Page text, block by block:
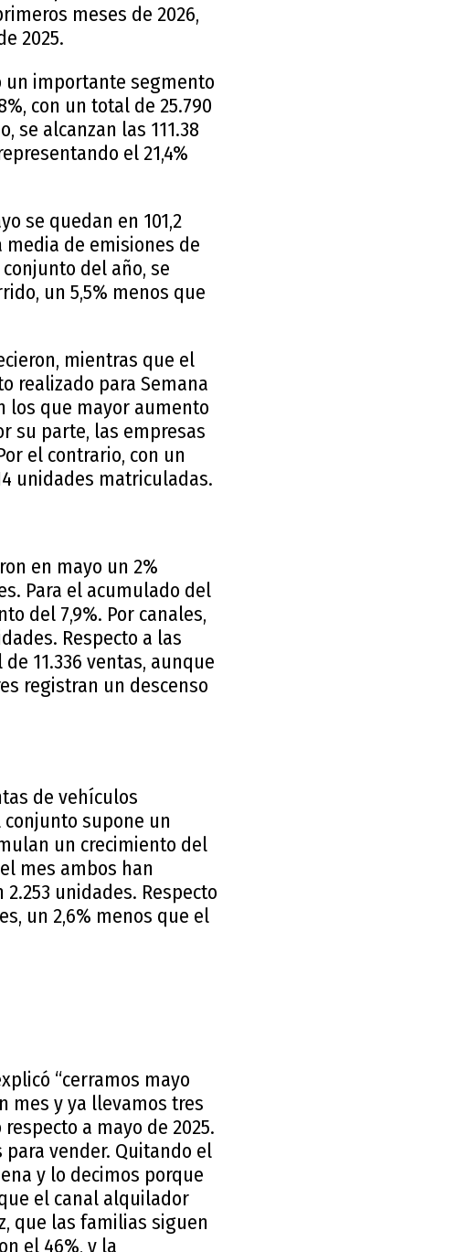
meses de 2026,
2025.
un importante segmento
con un total de 25.790
se alcanzan las 111.38
el 21,4%
se quedan en 101,2
media de emisiones de
del año, se
un 5,5% menos que
mientras que el
realizado para Semana
los que mayor aumento
su parte, las empresas
el contrario, con un
unidades matriculadas.
en mayo un 2%
Para el acumulado del
del 7,9%. Por canales,
Respecto a las
11.336 ventas, aunque
registran un descenso
de vehículos
supone un
un crecimiento del
mes ambos han
unidades. Respecto
un 2,6% menos que el
“cerramos mayo
mes y ya llevamos tres
a mayo de 2025.
vender. Quitando el
y lo decimos porque
el canal alquilador
que las familias siguen
el 46%, y la